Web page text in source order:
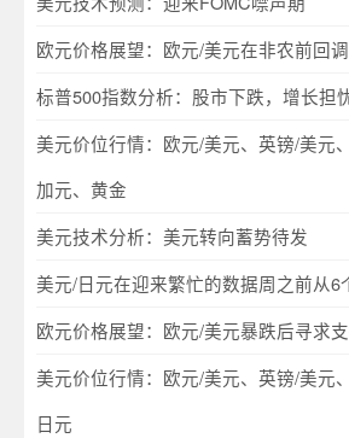
欧元价格展望：欧元/美元在非农前回调
标普500指数分析：股市下跌，增长担
美元价位行情：欧元/美元、英镑/美元
加元、黄金
美元技术分析：美元转向蓄势待发
美元/日元在迎来繁忙的数据周之前从6
欧元价格展望：欧元/美元暴跌后寻求
美元价位行情：欧元/美元、英镑/美元
日元